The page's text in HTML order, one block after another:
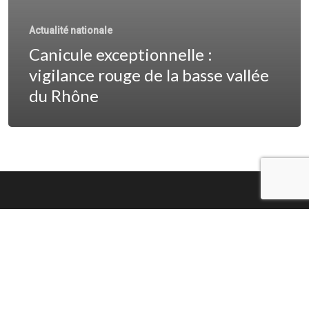
Actualité nationale
Canicule exceptionnelle :
vigilance rouge de la basse vallée
du Rhône